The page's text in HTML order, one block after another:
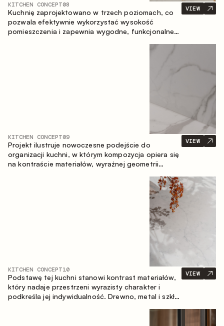
KITCHEN CONCEPT08
Kuchnię zaprojektowano w trzech poziomach, co
pozwala efektywnie wykorzystać wysokość
pomieszczenia i zapewnia wygodne, funkcjonalne
VIEW
KITCHEN CONCEPT09
Projekt ilustruje nowoczesne podejście do
organizacji kuchni, w którym kompozycja opiera się
na kontraście materiałów, wyraźnej geometrii
stref przechowywania. Układ prosty z wyspą
buduje logiczną strukturę przestrzeni oraz tworzy
wygodną oś komunikacyjną między strefami
VIEW
KITCHEN CONCEPT10
Podstawę tej kuchni stanowi kontrast materiałów,
który nadaje przestrzeni wyrazisty charakter i
podkreśla jej indywidualność. Drewno, metal i szkło
VIEW